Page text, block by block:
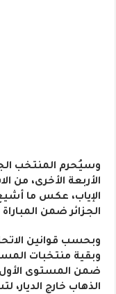
وسيُحرم المنتخب
الأربعة الأخرى، من
الإياب، عكس ما
الجزائر ضمن
وبحسب قوانين
وبقية منتخبات
ضمن المستوى
الذهاب خارج